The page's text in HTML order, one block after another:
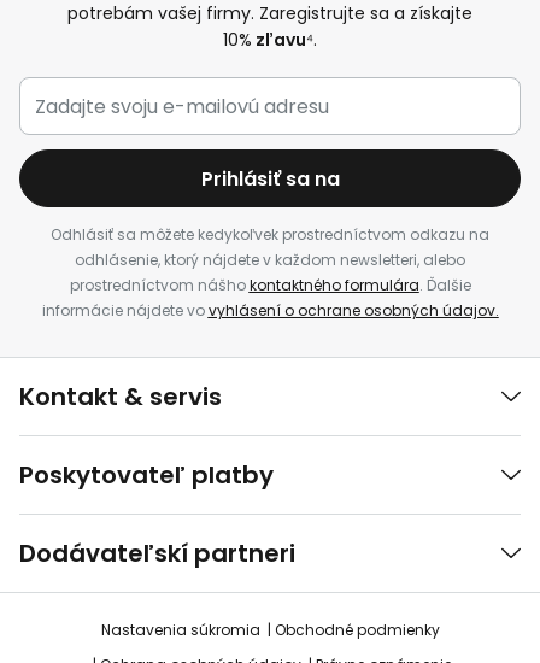
potrebám vašej firmy. Zaregistrujte sa a získajte
10% zľavu⁴.
Prihlásiť sa na
Odhlásiť sa môžete kedykoľvek prostredníctvom odkazu na
odhlásenie, ktorý nájdete v každom newsletteri, alebo
prostredníctvom nášhokontaktného formulára. Ďalšie
informácie nájdete vovyhlásení o ochrane osobných údajov.
Kontakt & servis
Poskytovateľ platby
Dodávateľskí partneri
Nastavenia súkromia
Obchodné podmienky